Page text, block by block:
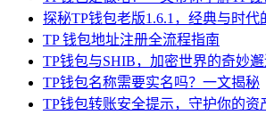
探秘TP钱包老版1.6.1，经典与时代
TP 钱包地址注册全流程指南
TP钱包与SHIB，加密世界的奇妙
TP钱包名称需要实名吗？一文揭秘
TP钱包转账安全提示，守护你的资